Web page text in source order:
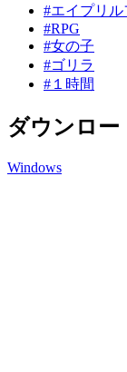
#エイプリル
#RPG
#女の子
#ゴリラ
#１時間
ダウンロー
Windows